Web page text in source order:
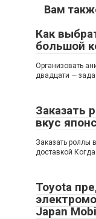
Вам
Как
большой
Организовать
двадцати —
Заказать
вкус
Заказать роллы
доставкой
Toyota
Japan